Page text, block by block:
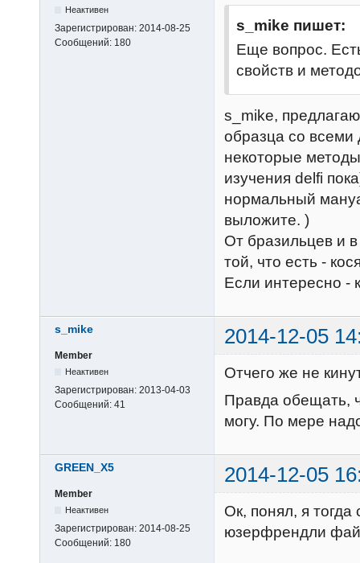
Неактивен
Зарегистрирован: 2014-08-25
Сообщений: 180
s_mike пишет:
Еще вопрос.
свойств и
s_mike,
образца со
некоторые
изучения delfi
нормальный
выложите. )
От бразильцев и
той, что есть -
Если интересно -
s_mike 2014-12-05
Member
Неактивен
Зарегистрирован: 2013-04-03
Сообщений: 41
Отчего же не
Правда обещать,
могу. По мере
GREEN_X5 2014-12-05
Member
Неактивен
Зарегистрирован: 2014-08-25
Сообщений: 180
Ок, понял, я
юзерфрендли